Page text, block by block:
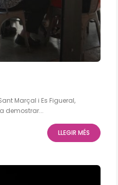
Marçal i Es Figueral,
demostrar...
LLEGIR MÉS